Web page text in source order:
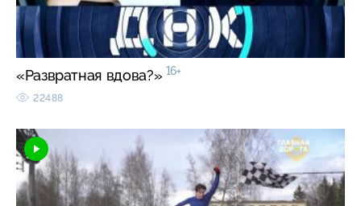
«Развратная вдова?» 16+
22488